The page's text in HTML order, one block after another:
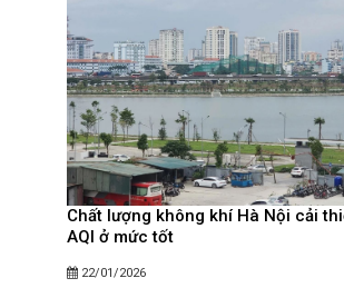
Chất lượng không khí Hà Nội cải
AQI ở mức tốt
22/01/2026